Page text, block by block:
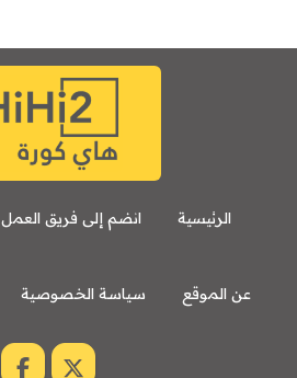
الرئيسية انضم إلى فريق العمل
عن الموقع سياسة الخصوصية